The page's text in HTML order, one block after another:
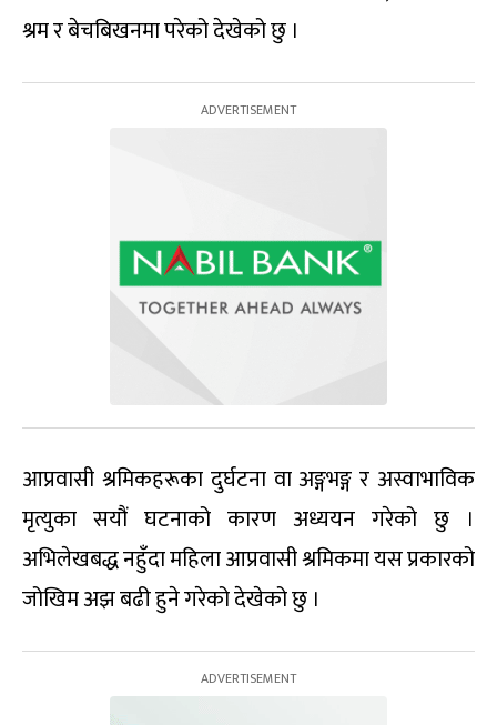
श्रम र बेचबिखनमा परेको देखेको छु ।
आप्रवासी श्रमिकहरूका दुर्घटना वा अङ्गभङ्ग र अस्वाभाविक
मृत्युका सयौं घटनाको कारण अध्ययन गरेको छु ।
अभिलेखबद्ध नहुँदा महिला आप्रवासी श्रमिकमा यस प्रकारको
जोखिम अझ बढी हुने गरेको देखेको छु ।